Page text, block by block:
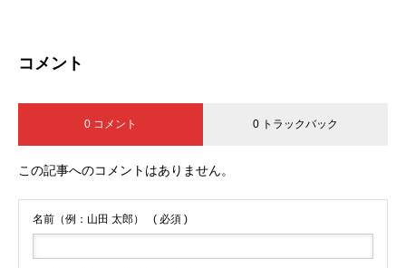
コメント
0 コメント 0 トラックバック
この記事へのコメントはありません。
名前（例：山田 太郎） ( 必須 )